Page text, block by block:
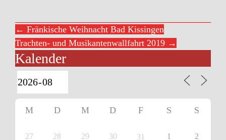
← Fränkische Weihnacht Bad Kissingen
Trachten- und Musikantenwallfahrt 2019 →
Kalender
M D M D F S S
27 28 29 30 31 1 2